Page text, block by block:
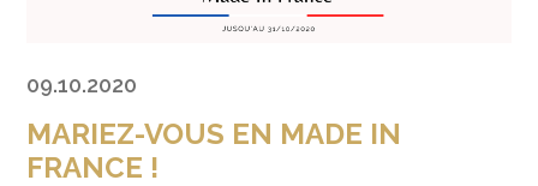
09.10.2020
MARIEZ-VOUS EN MADE IN
FRANCE !